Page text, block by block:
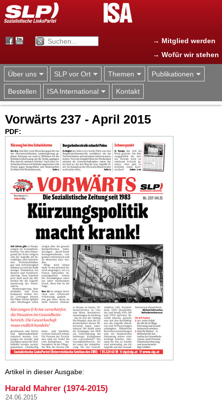
Jump to navigation
→ Mitglied werden
→ Wofür wir stehen
Über uns SLP vor Ort Themen Publikationen
Bestellen ISA International Kontakt
Vorwärts 237 - April 2015
PDF:
Artikel in dieser Ausgabe:
Harald Mahrer (1974-2015)
24.06.2015